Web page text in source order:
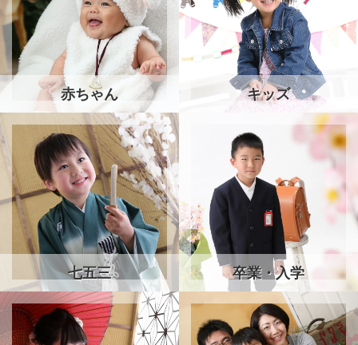
赤ちゃん キッズ
七五三 卒業・入学